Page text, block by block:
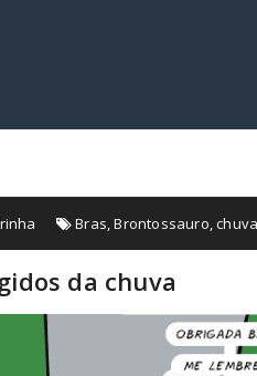
Bras,Brontossauro,chuva
da chuva